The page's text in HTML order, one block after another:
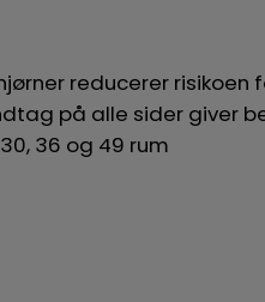
reducerer risikoen
på alle sider giver
30, 36 og 49 rum